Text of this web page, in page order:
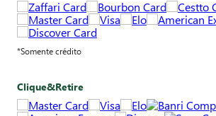
*Somente crédito
Clique&Retire